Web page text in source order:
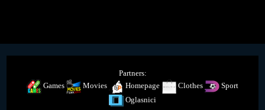
Partners:
Games
Movies Homepage Clothes
Sport
Oglasnici